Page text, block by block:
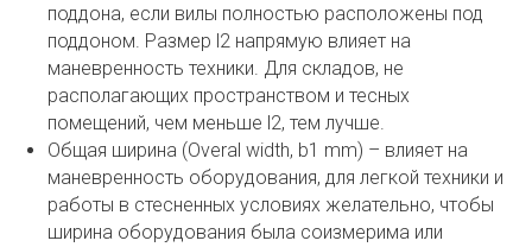
поддона, если вилы полностью расположены под
поддоном. Размер l2 напрямую влияет на
маневренность техники. Для складов, не
располагающих пространством и тесных
помещений, чем меньше l2, тем лучше.
Общая ширина (Overal width, b1 mm) – влияет на
маневренность оборудования, для легкой техники и
работы в стесненных условиях желательно, чтобы
ширина оборудования была соизмерима или